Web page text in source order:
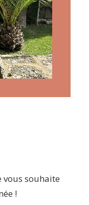
vous souhaite
!